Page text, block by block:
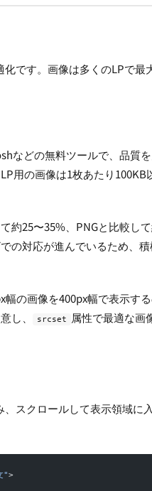
です。画像は多くのLPで最
などの無料ツールで、品質
用の画像は1枚あたり100KB
約25〜35%、PNGと比較し
の対応が進んでいるため、
幅の画像を400px幅で表示す
し、
srcset
属性で最適な画
スクロールして表示領域に
">